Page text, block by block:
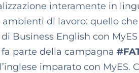
interamente in
di lavoro: quello
Business English con
parte della campagna
imparato con MyES.